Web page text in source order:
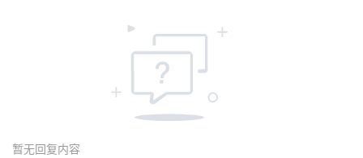
暂无回复内容